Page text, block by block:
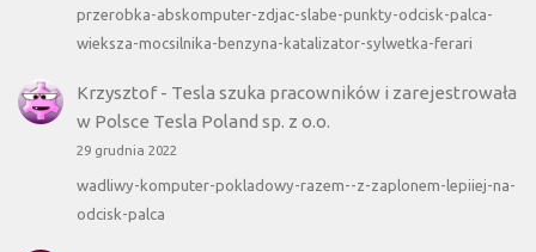
przerobka-abskomputer-zdjac-slabe-punkty-odcisk-palca-
wieksza-mocsilnika-benzyna-katalizator-sylwetka-ferari
Krzysztof- Tesla szuka pracowników i zarejestrowała
w Polsce Tesla Poland sp. z o.o.
29 grudnia 2022
wadliwy-komputer-pokladowy-razem--z-zaplonem-lepiiej-na-
odcisk-palca